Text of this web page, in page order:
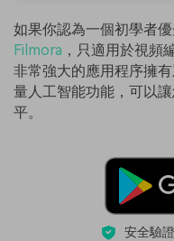
如果你認為一個初學者
Filmora ，只適用於視頻
非常強大的應用程序擁
量人工智能功能，可以
平。
安全驗證